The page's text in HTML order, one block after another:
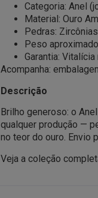
Categoria: Anel
Material: Ouro
Pedras:
Peso
Garantia:
Acompanha:
Descrição
Brilho generoso: o
qualquer produção —
no teor do ouro. Envio
Veja a coleção